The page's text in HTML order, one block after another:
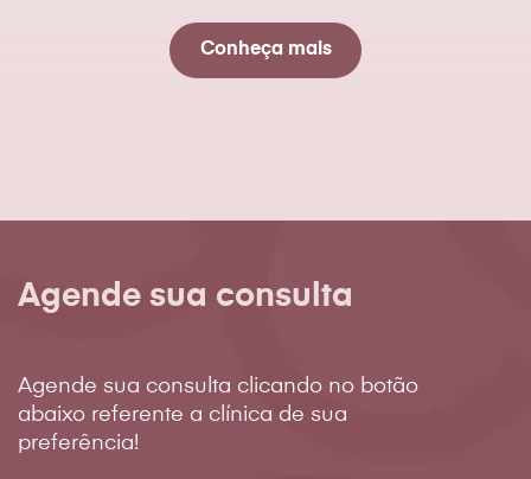
Conheça mais
Agende sua consulta
Agende sua consulta clicando no botão
abaixo referente a clínica de sua
preferência!